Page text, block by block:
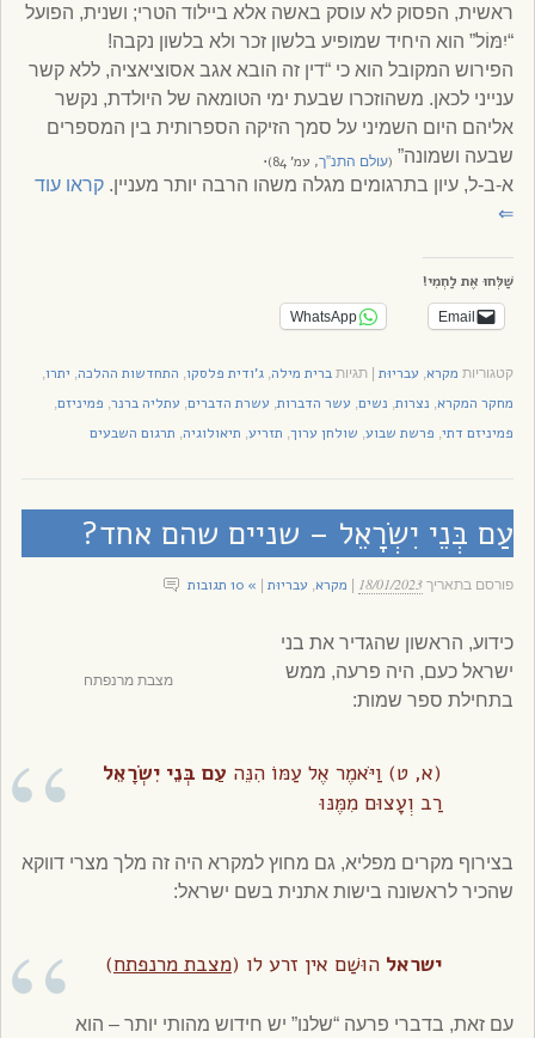
ראשית, הפסוק לא עוסק באשה אלא ביילוד הטרי; ושנית, הפועל
“יִמּוֹל” הוא היחיד שמופיע בלשון זכר ולא בלשון נקבה!
הפירוש המקובל הוא כי “דין זה הובא אגב אסוציאציה, ללא קשר
ענייני לכאן. משהוזכרו שבעת ימי הטומאה של היולדת, נקשר
אליהם היום השמיני על סמך הזיקה הספרותית בין המספרים
שבעה ושמונה” (עולם התנ”ך, עמ’ 84)
.
א-ב-ל, עיון בתרגומים מגלה משהו הרבה יותר מעניין.קראו עוד
⇐
שַׁלְּחוּ אֶת לַחְמִי!
Email
WhatsApp
קטגוריות מקרא עבריוּת |תגיות ברית מילה ,ג'ודית פלסקו התחדשות ההלכה יתרו
מחקר המקרא נצרות נשים עשר הדברות עשרת הדברים עתליה ברנר פמיניזם
פמיניזם דתי פרשת שבוע שולחן ערוך תזריע תיאולוגיה תרגום השבעים
עַם בְּנֵי יִשְׂרָאֵל – שניים שהם אחד?
פורסם בתאריך18/01/2023
| מקרא עבריוּת | » 10 תגובות
מצבת מרנפתח
כידוע, הראשון שהגדיר את בני
ישראל כעם, היה פרעה, ממש
בתחילת ספר שמות:
(א, ט) וַיֹּאמֶר אֶל עַמּוֹ הִנֵּה עַם בְּנֵי יִשְׂרָאֵל
רַב וְעָצוּם מִמֶּנּוּ
בצירוף מקרים מפליא, גם מחוץ למקרא היה זה מלך מצרי דווקא
שהכיר לראשונה בישות אתנית בשם ישראל:
ישראלהוּשַׁם אין זרע לו (מצבת מרנפתח)
עם זאת, בדברי פרעה “שלנו” יש חידוש מהותי יותר – הוא